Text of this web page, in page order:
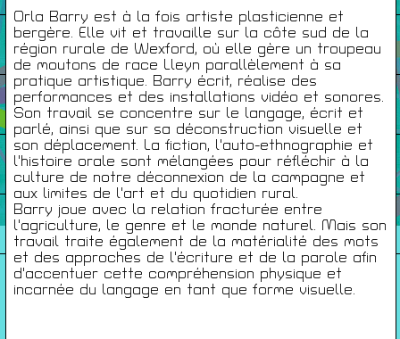
Orla Barry est à la fois artiste plasticienne et
bergère. Elle vit et travaille sur la côte sud de la
région rurale de Wexford, où elle gère un troupeau
de moutons de race Lleyn parallèlement à sa
pratique artistique. Barry écrit, réalise des
performances et des installations vidéo et sonores.
Son travail se concentre sur le langage, écrit et
parlé, ainsi que sur sa déconstruction visuelle et
son déplacement. La fiction, l'auto-ethnographie et
l'histoire orale sont mélangées pour réfléchir à la
culture de notre déconnexion de la campagne et
aux limites de l'art et du quotidien rural.
Barry joue avec la relation fracturée entre
l'agriculture, le genre et le monde naturel. Mais son
travail traite également de la matérialité des mots
et des approches de l'écriture et de la parole afin
d'accentuer cette compréhension physique et
incarnée du langage en tant que forme visuelle.
À Propos
Infos Pratiques
Cartes De Membre
Saisons Précédentes